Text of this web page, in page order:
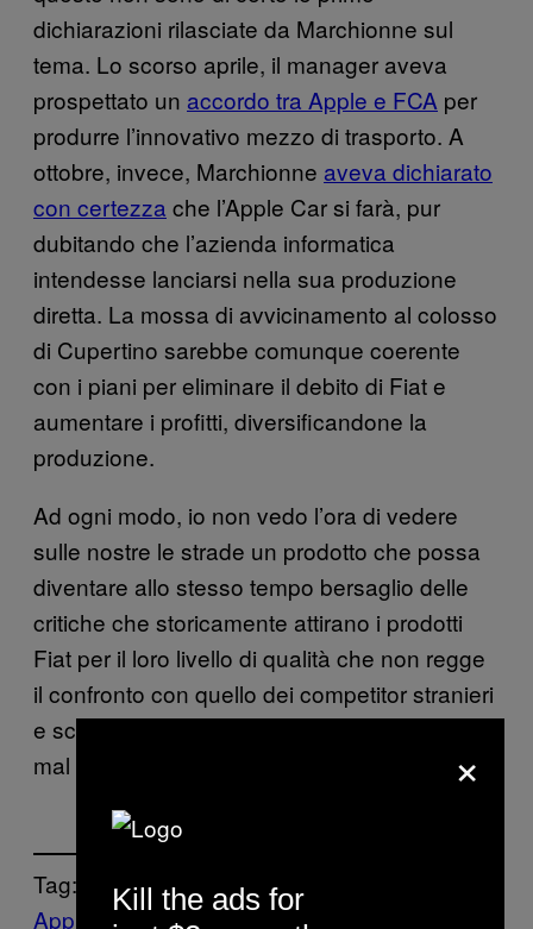
dichiarazioni rilasciate da Marchionne sul
tema. Lo scorso aprile, il manager aveva
prospettato un accordo tra Apple e FCA per
produrre l’innovativo mezzo di trasporto. A
ottobre, invece, Marchionne aveva dichiarato
con certezza che l’Apple Car si farà, pur
dubitando che l’azienda informatica
intendesse lanciarsi nella sua produzione
diretta. La mossa di avvicinamento al colosso
di Cupertino sarebbe comunque coerente
con i piani per eliminare il debito di Fiat e
aumentare i profitti, diversificandone la
produzione.
Ad ogni modo, io non vedo l’ora di vedere
sulle nostre le strade un prodotto che possa
diventare allo stesso tempo bersaglio delle
critiche che storicamente attirano i prodotti
Fiat per il loro livello di qualità che non regge
il confronto con quello dei competitor stranieri
e scatenare le lamentele più da “geek” di chi
mal tollera lo strapotere di Apple.
Tag:
Apple
FCA fiat macchine
×
Kill the ads for